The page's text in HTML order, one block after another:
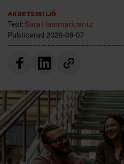
Arbetsmiljö
Text:Sara Hammarkrantz
Publicerad 2026-08-07